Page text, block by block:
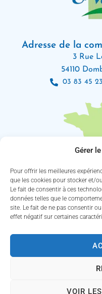
Gérer
Pour offrir les meilleures
que les cookies pour stocker et/
Le fait de consentir à ces
données telles que le
site. Le fait de ne pas consentir
effet négatif sur certaines
VOIR
Adresse de la
3 Rue
54110
03 83 45
Les
Lundi : 8h30
Mardi, jeudi et
(Service